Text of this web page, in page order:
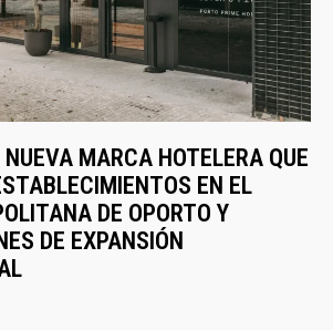
MARCA HOTELERA QUE
EN EL
DE OPORTO Y
DE EXPANSIÓN